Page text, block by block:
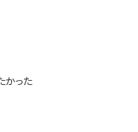
お得なお支払い
かった